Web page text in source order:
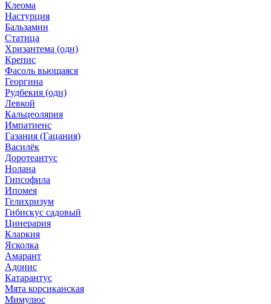
Клеома
Настурция
Бальзамин
Статица
Хризантема (одн)
Крепис
Фасоль вьющаяся
Георгина
Рудбекия (одн)
Левкой
Кальцеолярия
Импатиенс
Газания (Гацания)
Василёк
Доротеантус
Нолана
Гипсофила
Ипомея
Гелихризум
Гибискус садовый
Цинерария
Кларкия
Ясколка
Амарант
Адонис
Катарантус
Мята корсиканская
Мимулюс